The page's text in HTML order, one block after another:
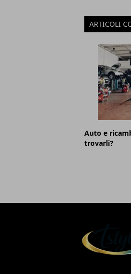
ARTICOLI
Auto e
trovarli?